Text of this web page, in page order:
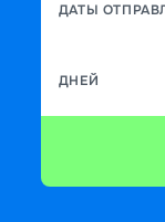
ДАТЫ
ДНЕЙ